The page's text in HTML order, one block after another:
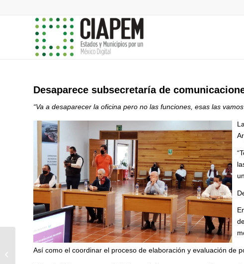
Desaparece subsecretaría de
“Va a desaparecer la oficina pero no las funciones, esas las
Así como el coordinar el proceso de elaboración y evaluación de
El gobierno de Quintana Roo lanza